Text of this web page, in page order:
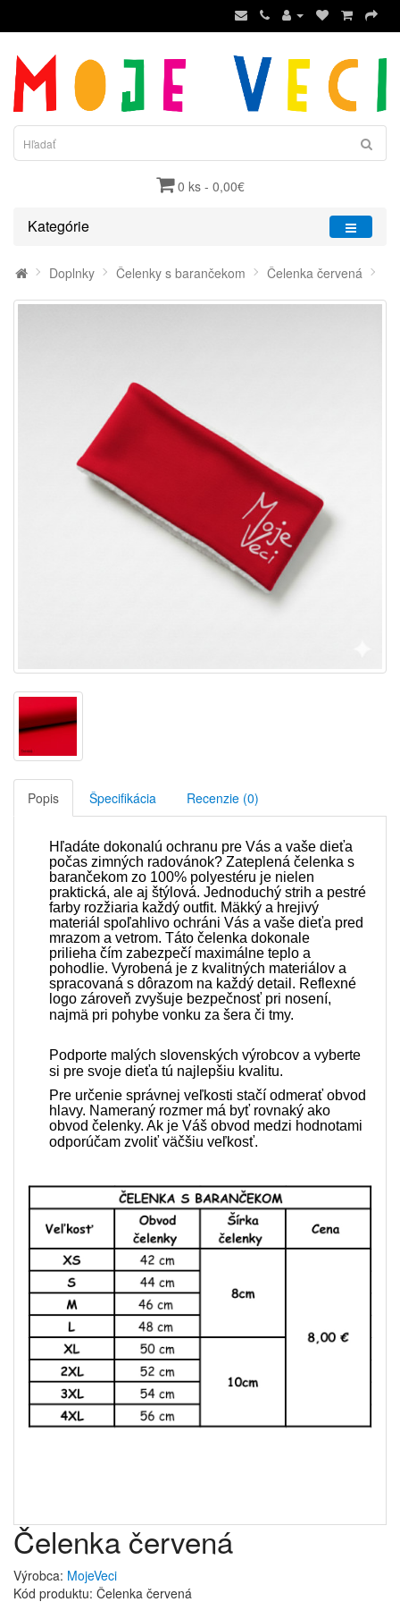
0 ks - 0,00€
Kategórie
Doplnky Čelenky s barančekom Čelenka červená
Popis Špecifikácia Recenzie (0)
Hľadáte dokonalú ochranu pre Vás a vaše dieťa
počas zimných radovánok? Zateplená čelenka s
barančekom zo 100% polyestéru je nielen
praktická, ale aj štýlová. Jednoduchý strih a pestré
farby rozžiaria každý outfit. Mäkký a hrejivý
materiál spoľahlivo ochráni Vás a vaše dieťa pred
mrazom a vetrom. Táto čelenka dokonale
prilieha čím zabezpečí maximálne teplo a
pohodlie. Vyrobená je z kvalitných materiálov a
spracovaná s dôrazom na každý detail. Reflexné
logo zároveň zvyšuje bezpečnosť pri nosení,
najmä pri pohybe vonku za šera či tmy.
Podporte malých slovenských výrobcov a vyberte
si pre svoje dieťa tú najlepšiu kvalitu.
Pre určenie správnej veľkosti stačí odmerať obvod
hlavy. Nameraný rozmer má byť rovnaký ako
obvod čelenky. Ak je Váš obvod medzi hodnotami
odporúčam zvoliť väčšiu veľkosť.
Čelenka červená
Výrobca: MojeVeci
Kód produktu: Čelenka červená